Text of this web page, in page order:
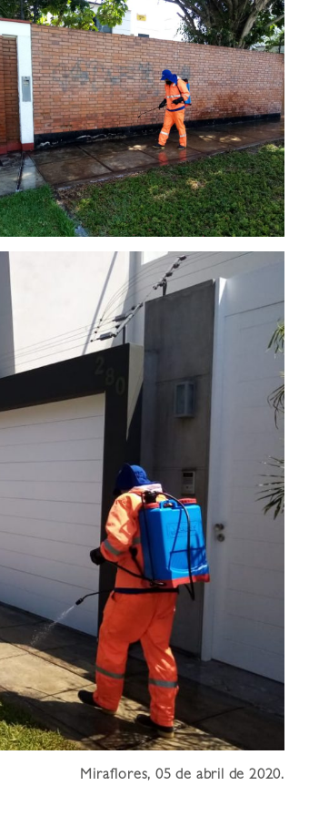
Miraflores, 05 de abril de 2020.